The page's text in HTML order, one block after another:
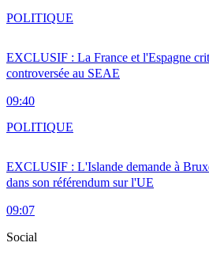
EXCLUSIF : La France et l'Espagne
controversée au SEAE
09:40
POLITIQUE
EXCLUSIF : L'Islande demande à
dans son référendum sur l'UE
09:07
POLITIQUE
Social